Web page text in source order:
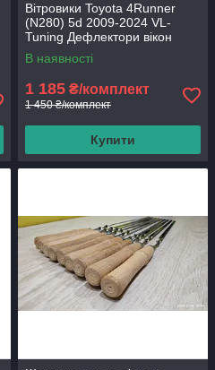
Вітровики Toyota 4Runner
(N280) 5d 2009-2024 VL-
Tuning Дефлектори вікон
В наявності
1 185 ₴/комплект
1 450 ₴/комплект
Купити